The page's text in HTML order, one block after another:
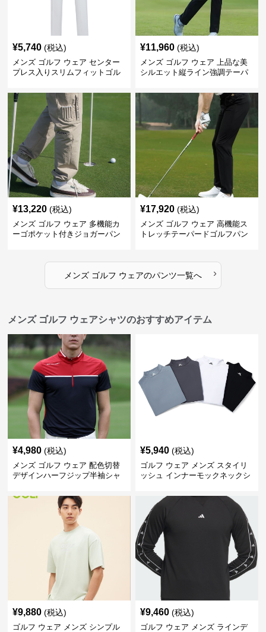
¥5,740 (税込)
メンズ ゴルフ ウェア センター
プレス入りスリムフィットゴル
¥11,960 (税込)
メンズ ゴルフ ウェア 上品な美
シルエット縦ライン強調テーパ
¥13,220 (税込)
メンズ ゴルフ ウェア 多機能カ
ーゴポケット付きジョガーパン
¥17,920 (税込)
メンズ ゴルフ ウェア 高機能ス
トレッチテーパードゴルフパン
メンズ ゴルフ ウェアのパンツ一覧へ ›
メンズ ゴルフ ウェアシャツのおすすめアイテム
¥4,980 (税込)
メンズ ゴルフ ウェア 配色切替
デザインハーフジップ半袖シャ
¥5,940 (税込)
ゴルフ ウェア メンズ スタイリ
ッシュ インナーモックネックシ
¥9,880 (税込)
ゴルフ ウェア メンズ シンプル
¥9,460 (税込)
ゴルフ ウェア メンズ ラインデ